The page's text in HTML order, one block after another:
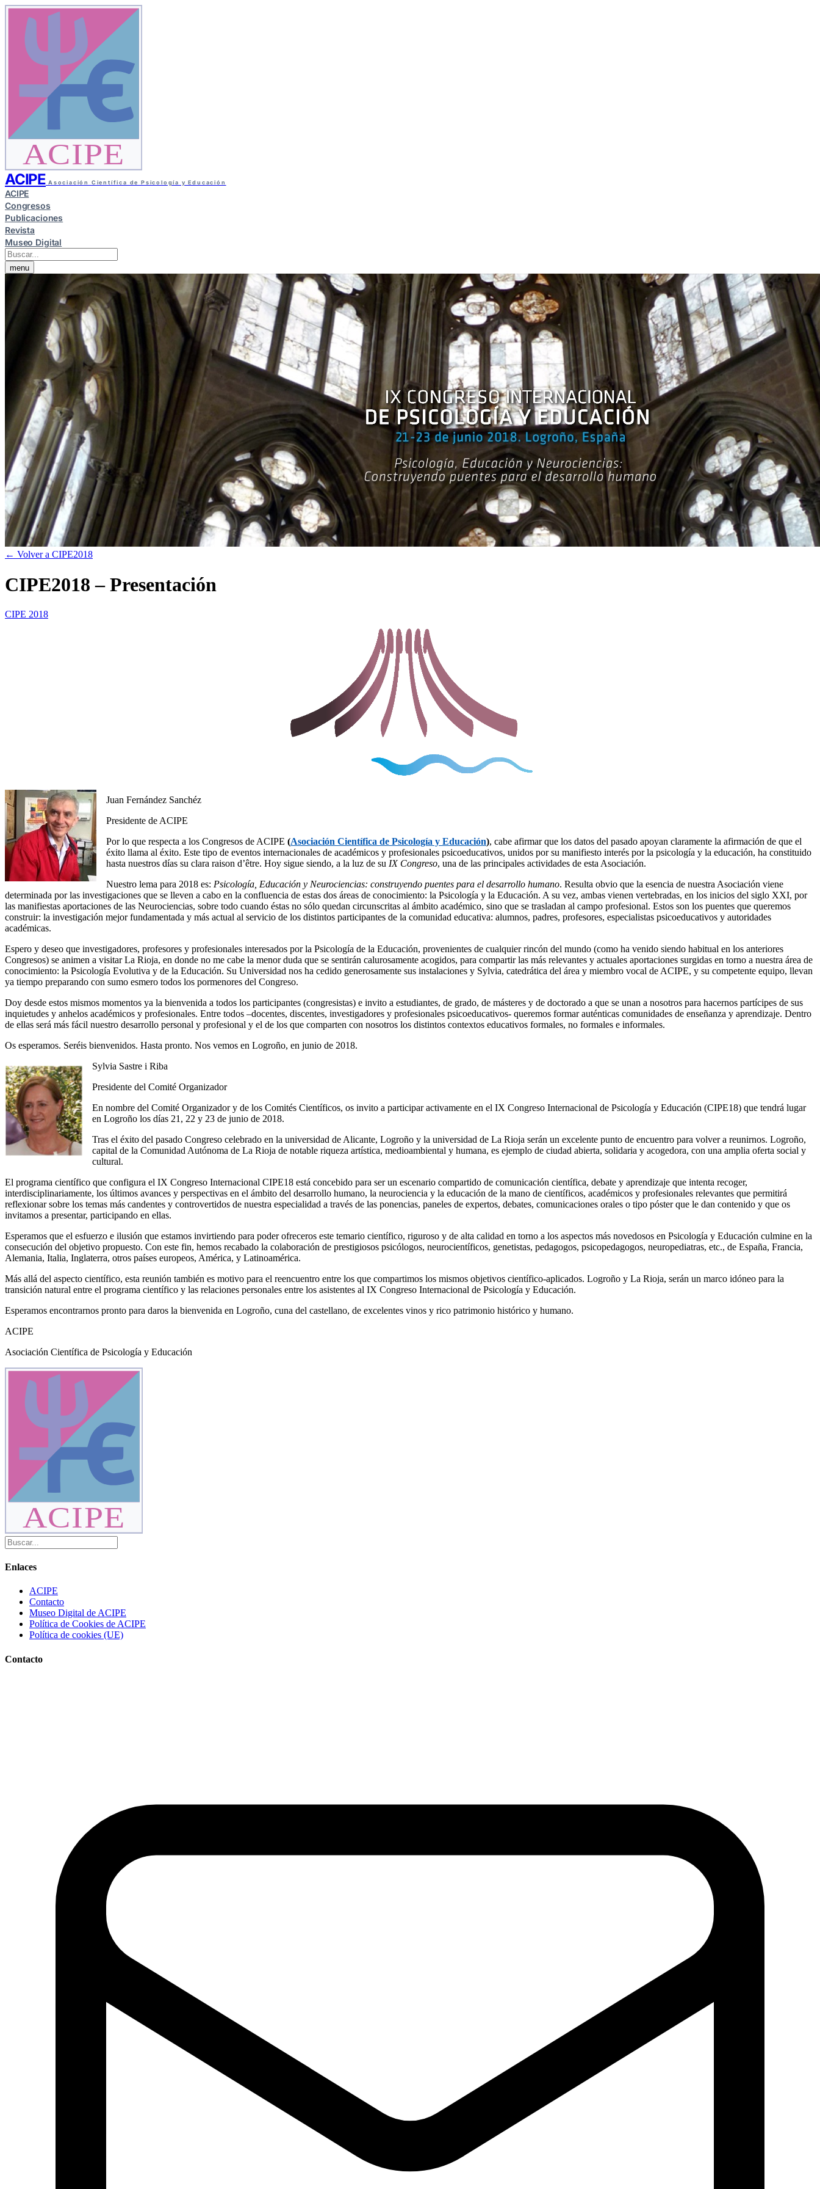
ACIPE
ACIPE Asociación Científica de Psicología y Educación
ACIPE
Congresos
Publicaciones
Revista
Museo Digital
menu
← Volver a CIPE2018
CIPE2018 – Presentación
CIPE 2018
Juan Fernández Sanchéz
Presidente de ACIPE
Por lo que respecta a los Congresos de ACIPE (Asociación Científica de Psicología y Educación), cabe afirmar que los datos del pasado apoyan claramente la afirmación de que el
éxito llama al éxito. Este tipo de eventos internacionales de académicos y profesionales psicoeducativos, unidos por su manifiesto interés por la psicología y la educación, ha constituido
hasta nuestros días su clara raison d’être. Hoy sigue siendo, a la luz de su IX Congreso, una de las principales actividades de esta Asociación.
Nuestro lema para 2018 es: Psicología, Educación y Neurociencias: construyendo puentes para el desarrollo humano. Resulta obvio que la esencia de nuestra Asociación viene
determinada por las investigaciones que se lleven a cabo en la confluencia de estas dos áreas de conocimiento: la Psicología y la Educación. A su vez, ambas vienen vertebradas, en los inicios del siglo XXI, por
las manifiestas aportaciones de las Neurociencias, sobre todo cuando éstas no sólo quedan circunscritas al ámbito académico, sino que se trasladan al campo profesional. Estos son los puentes que queremos
construir: la investigación mejor fundamentada y más actual al servicio de los distintos participantes de la comunidad educativa: alumnos, padres, profesores, especialistas psicoeducativos y autoridades
académicas.
Espero y deseo que investigadores, profesores y profesionales interesados por la Psicología de la Educación, provenientes de cualquier rincón del mundo (como ha venido siendo habitual en los anteriores
Congresos) se animen a visitar La Rioja, en donde no me cabe la menor duda que se sentirán calurosamente acogidos, para compartir las más relevantes y actuales aportaciones surgidas en torno a nuestra área de
conocimiento: la Psicología Evolutiva y de la Educación. Su Universidad nos ha cedido generosamente sus instalaciones y Sylvia, catedrática del área y miembro vocal de ACIPE, y su competente equipo, llevan
ya tiempo preparando con sumo esmero todos los pormenores del Congreso.
Doy desde estos mismos momentos ya la bienvenida a todos los participantes (congresistas) e invito a estudiantes, de grado, de másteres y de doctorado a que se unan a nosotros para hacernos partícipes de sus
inquietudes y anhelos académicos y profesionales. Entre todos –docentes, discentes, investigadores y profesionales psicoeducativos- queremos formar auténticas comunidades de enseñanza y aprendizaje. Dentro
de ellas será más fácil nuestro desarrollo personal y profesional y el de los que comparten con nosotros los distintos contextos educativos formales, no formales e informales.
Os esperamos. Seréis bienvenidos. Hasta pronto. Nos vemos en Logroño, en junio de 2018.
Sylvia Sastre i Riba
Presidente del Comité Organizador
En nombre del Comité Organizador y de los Comités Científicos, os invito a participar activamente en el IX Congreso Internacional de Psicología y Educación (CIPE18) que tendrá lugar
en Logroño los días 21, 22 y 23 de junio de 2018.
Tras el éxito del pasado Congreso celebrado en la universidad de Alicante, Logroño y la universidad de La Rioja serán un excelente punto de encuentro para volver a reunirnos. Logroño,
capital de la Comunidad Autónoma de La Rioja de notable riqueza artística, medioambiental y humana, es ejemplo de ciudad abierta, solidaria y acogedora, con una amplia oferta social y
cultural.
El programa científico que configura el IX Congreso Internacional CIPE18 está concebido para ser un escenario compartido de comunicación científica, debate y aprendizaje que intenta recoger,
interdisciplinariamente, los últimos avances y perspectivas en el ámbito del desarrollo humano, la neurociencia y la educación de la mano de científicos, académicos y profesionales relevantes que permitirá
reflexionar sobre los temas más candentes y controvertidos de nuestra especialidad a través de las ponencias, paneles de expertos, debates, comunicaciones orales o tipo póster que le dan contenido y que os
invitamos a presentar, participando en ellas.
Esperamos que el esfuerzo e ilusión que estamos invirtiendo para poder ofreceros este temario científico, riguroso y de alta calidad en torno a los aspectos más novedosos en Psicología y Educación culmine en la
consecución del objetivo propuesto. Con este fin, hemos recabado la colaboración de prestigiosos psicólogos, neurocientíficos, genetistas, pedagogos, psicopedagogos, neuropediatras, etc., de España, Francia,
Alemania, Italia, Inglaterra, otros países europeos, América, y Latinoamérica.
Más allá del aspecto científico, esta reunión también es motivo para el reencuentro entre los que compartimos los mismos objetivos científico-aplicados. Logroño y La Rioja, serán un marco idóneo para la
transición natural entre el programa científico y las relaciones personales entre los asistentes al IX Congreso Internacional de Psicología y Educación.
Esperamos encontrarnos pronto para daros la bienvenida en Logroño, cuna del castellano, de excelentes vinos y rico patrimonio histórico y humano.
ACIPE
Asociación Científica de Psicología y Educación
ACIPE
Enlaces
ACIPE
Contacto
Museo Digital de ACIPE
Política de Cookies de ACIPE
Política de cookies (UE)
Contacto